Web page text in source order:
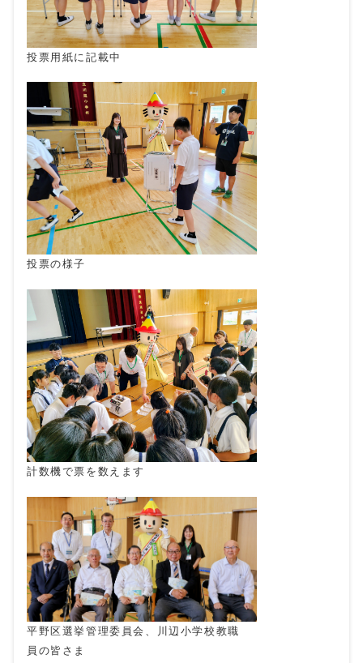
投票用紙に記載中
投票の様子
計数機で票を数えます
平野区選挙管理委員会、川辺小学校教職
員の皆さま